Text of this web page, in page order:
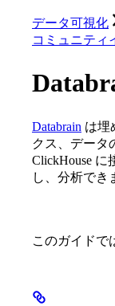
データ可視化
コミュニティ
Databrain は埋
クス、データ
ClickHouse
し、分析でき
このガイドで